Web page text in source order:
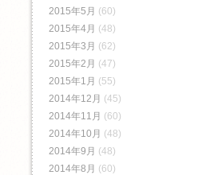
2015年5月 (60)
2015年4月 (48)
2015年3月 (62)
2015年2月 (47)
2015年1月 (55)
2014年12月 (45)
2014年11月 (60)
2014年10月 (48)
2014年9月 (48)
2014年8月 (60)